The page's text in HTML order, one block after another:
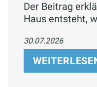
Der Beitrag
Haus entsteht,
sich das
eingrenzen lässt.
30.07.2026